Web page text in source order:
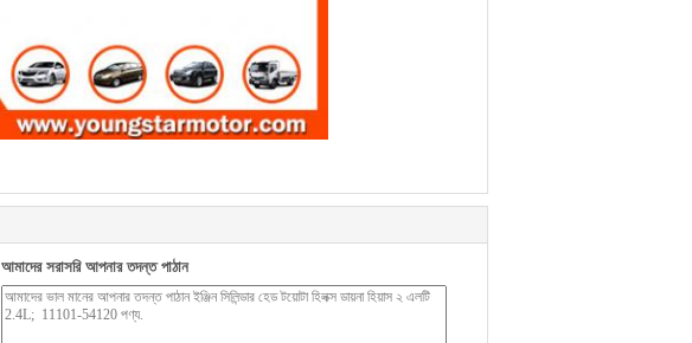
আমাদের সরাসরি আপনার তদন্ত পাঠান